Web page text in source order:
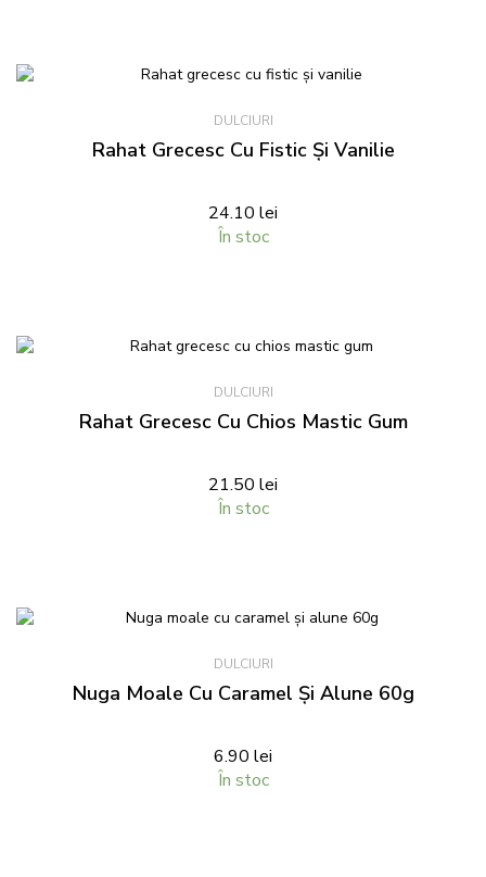
DULCIURI
Rahat Grecesc Cu Fistic Și Vanilie
24.10 lei
În stoc
DULCIURI
Rahat Grecesc Cu Chios Mastic Gum
21.50 lei
În stoc
DULCIURI
Nuga Moale Cu Caramel Și Alune 60g
6.90 lei
În stoc